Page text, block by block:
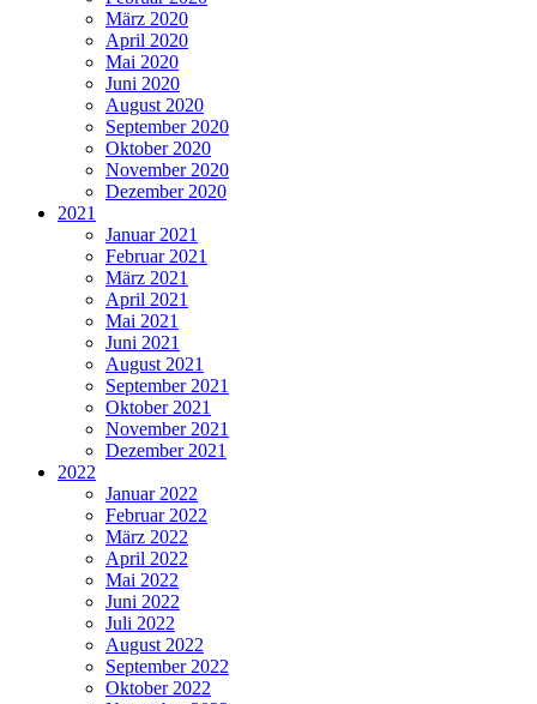
März 2020
April 2020
Mai 2020
Juni 2020
August 2020
September 2020
Oktober 2020
November 2020
Dezember 2020
2021
Januar 2021
Februar 2021
März 2021
April 2021
Mai 2021
Juni 2021
August 2021
September 2021
Oktober 2021
November 2021
Dezember 2021
2022
Januar 2022
Februar 2022
März 2022
April 2022
Mai 2022
Juni 2022
Juli 2022
August 2022
September 2022
Oktober 2022